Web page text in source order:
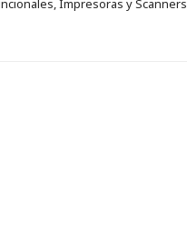
,Impresoras y Scanners